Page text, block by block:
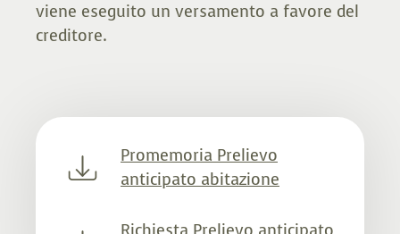
viene eseguito un versamento a favore del
creditore.
Promemoria Prelievo
anticipato abitazione